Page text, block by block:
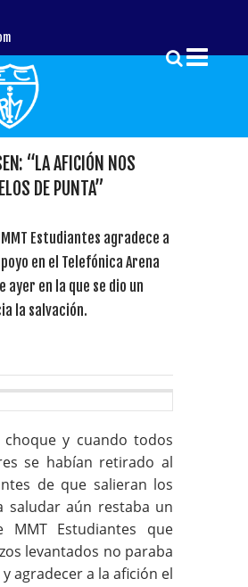
“LA AFICIÓN NOS
DE PUNTA”
Estudiantes agradece a
en el Telefónica Arena
ayer en la que se dio un
la salvación.
y cuando todos
se habían retirado al
de que salieran los
saludar aún restaba un
MMT Estudiantes que
levantados no paraba
agradecer a la afición el